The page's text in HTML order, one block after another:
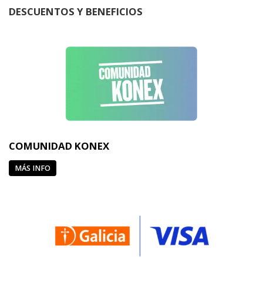
DESCUENTOS Y BENEFICIOS
COMUNIDAD KONEX
MÁS INFO